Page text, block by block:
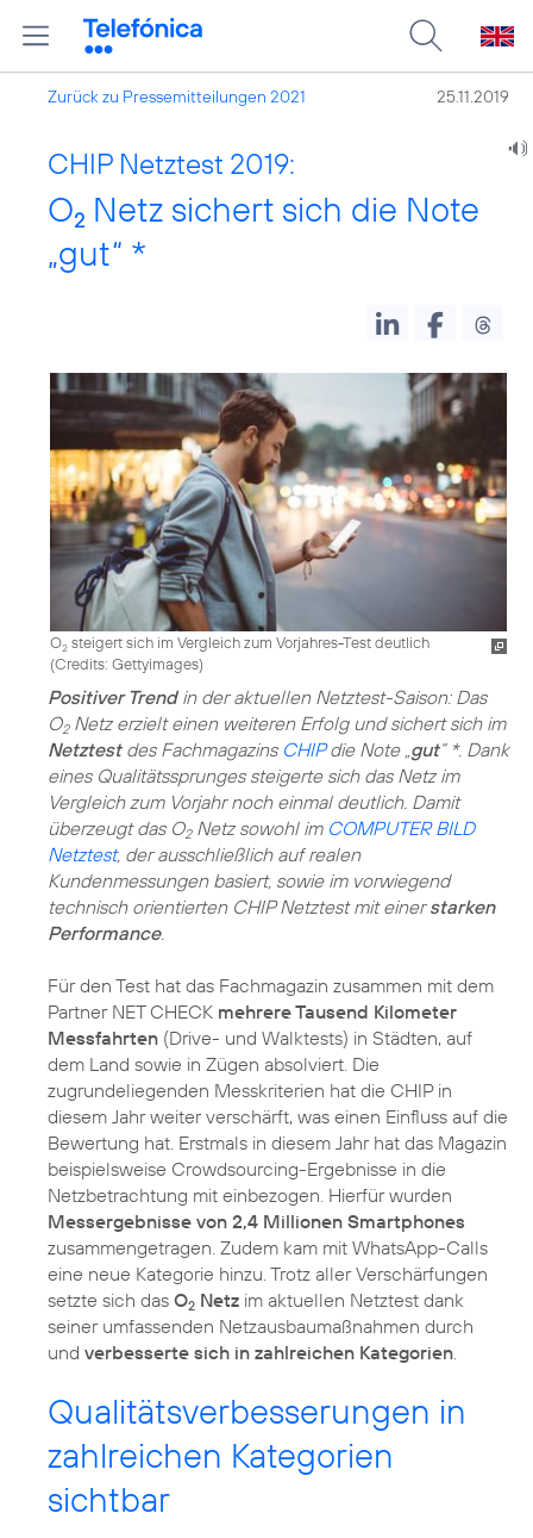
Zurück zu Pressemitteilungen 2021 25.11.2019
CHIP Netztest 2019:
O2 Netz sichert sich die Note
„gut“ *
O2 steigert sich im Vergleich zum Vorjahres-Test deutlich
(Credits: Gettyimages)
Positiver Trendin der aktuellen Netztest-Saison: Das
O2Netz erzielt einen weiteren Erfolg und sichert sich im
Netztestdes Fachmagazins CHIPdie Note „ gut“ *. Dank
eines Qualitätssprunges steigerte sich das Netz im
Vergleich zum Vorjahr noch einmal deutlich. Damit
überzeugt das O2Netz sowohl im COMPUTER BILD
Netztest, der ausschließlich auf realen
Kundenmessungen basiert, sowie im vorwiegend
technisch orientierten CHIP Netztest mit einerstarken
Performance.
Für den Test hat das Fachmagazin zusammen mit dem
Partner NET CHECK mehrere Tausend Kilometer
Messfahrten (Drive- und Walktests) in Städten, auf
dem Land sowie in Zügen absolviert. Die
zugrundeliegenden Messkriterien hat die CHIP in
diesem Jahr weiter verschärft, was einen Einfluss auf die
Bewertung hat. Erstmals in diesem Jahr hat das Magazin
beispielsweise Crowdsourcing-Ergebnisse in die
Netzbetrachtung mit einbezogen. Hierfür wurden
Messergebnisse von 2,4 Millionen Smartphones
zusammengetragen. Zudem kam mit WhatsApp-Calls
eine neue Kategorie hinzu. Trotz aller Verschärfungen
setzte sich das O2 Netz im aktuellen Netztest dank
seiner umfassenden Netzausbaumaßnahmen durch
und verbesserte sich in zahlreichen Kategorien
Qualitätsverbesserungen in
zahlreichen Kategorien
sichtbar